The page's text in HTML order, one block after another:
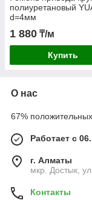
полиуретановый
d=4мм
1 880 ₸/м
Купить
О нас
67%
Работает с
г. Алматы
мкр. Достык,
Контакты